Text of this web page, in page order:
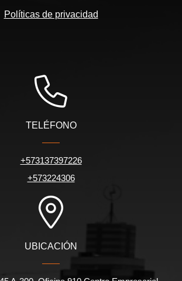
Políticas de privacidad
TELÉFONO
+573137397226
+573224306
UBICACIÓN